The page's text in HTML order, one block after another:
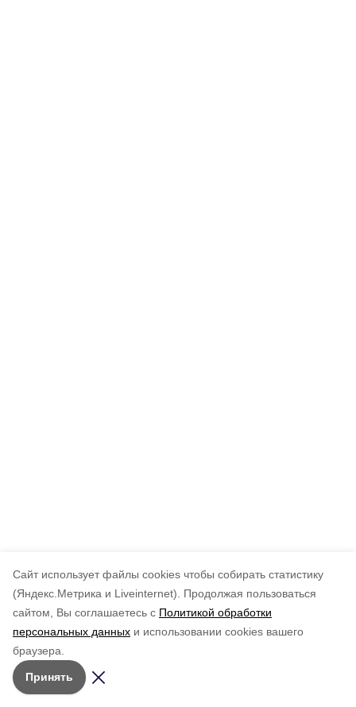
Cайт использует файлы cookies чтобы собирать статистику
(Яндекс.Метрика и Liveinternet).
Продолжая пользоваться
сайтом, Вы соглашаетесь с Политикой обработки
персональных данных и использовании cookies вашего
браузера.
Принять